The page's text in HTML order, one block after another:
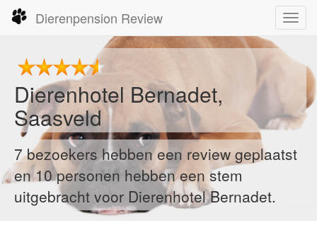
Dierenpension Review
Dierenhotel Bernadet,
Saasveld
7 bezoekers hebben een review geplaatst
en 10 personen hebben een stem
uitgebracht voor Dierenhotel Bernadet.